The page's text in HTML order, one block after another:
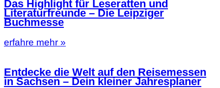
Das Highlight für Leseratten und
Literaturfreunde – Die Leipziger
Buchmesse
erfahre mehr »
Entdecke die Welt auf den Reisemessen
in Sachsen – Dein kleiner Jahresplaner